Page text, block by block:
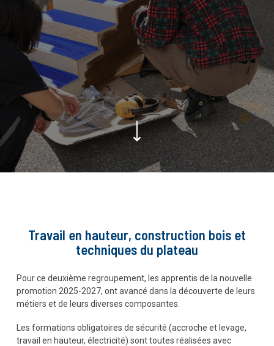
Travail en hauteur, construction bois et
techniques du plateau
Pour ce deuxième regroupement, les apprentis de la nouvelle
promotion 2025-2027, ont avancé dans la découverte de leurs
métiers et de leurs diverses composantes.
Les formations obligatoires de sécurité (accroche et levage,
travail en hauteur, électricité) sont toutes réalisées avec